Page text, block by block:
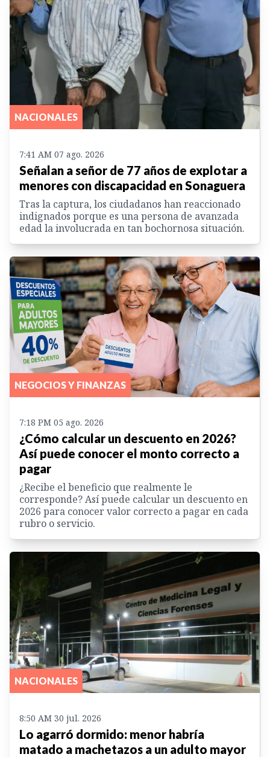
NACIONALES
7:41 AM 07 ago. 2026
Señalan a señor de 77 años de explotar a
menores con discapacidad en Sonaguera
Tras la captura, los ciudadanos han reaccionado
indignados porque es una persona de avanzada
edad la involucrada en tan bochornosa situación.
NEGOCIOS Y FINANZAS
7:18 PM 05 ago. 2026
¿Cómo calcular un descuento en 2026?
Así puede conocer el monto correcto a
pagar
¿Recibe el beneficio que realmente le
corresponde? Así puede calcular un descuento en
2026 para conocer valor correcto a pagar en cada
rubro o servicio.
NACIONALES
8:50 AM 30 jul. 2026
Lo agarró dormido: menor habría
matado a machetazos a un adulto mayor